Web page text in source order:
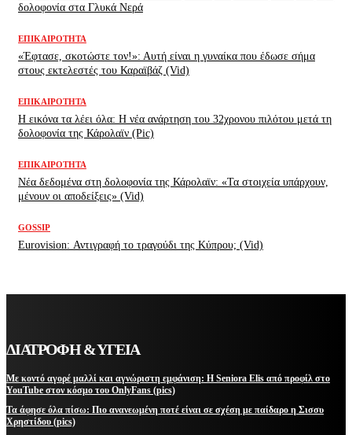
δολοφονία στα Γλυκά Νερά
ΕΠΙΚΑΙΡΌΤΗΤΑ
«Έφτασε, σκοτώστε τον!»: Αυτή είναι η γυναίκα που έδωσε σήμα
στους εκτελεστές του Καραϊβάζ (Vid)
ΕΠΙΚΑΙΡΌΤΗΤΑ
H εικόνα τα λέει όλα: H νέα ανάρτηση του 32χρονου πιλότου μετά τη
δολοφονία της Κάρολαϊν (Pic)
ΕΠΙΚΑΙΡΌΤΗΤΑ
Νέα δεδομένα στη δολοφονία της Κάρολαϊν: «Τα στοιχεία υπάρχουν,
μένουν οι αποδείξεις» (Vid)
GOSSIP
Eurovision: Αντιγραφή το τραγούδι της Κύπρου; (Vid)
ΔΙΑΤΡΟΦΗ & ΥΓΕΙΑ
Με κοντό αγορέ μαλλί και αγνώριστη εμφάνιση: Η Seniora Elis από προφίλ στο
YouTube στον κόσμο του OnlyFans (pics)
Τα άφησε όλα πίσω: Πιο ανανεωμένη ποτέ είναι σε σχέση με παίδαρο η Σισσυ
Χρηστίδου (pics)